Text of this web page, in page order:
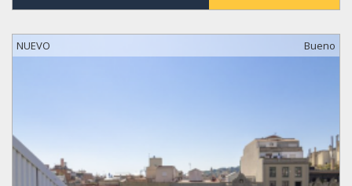
NUEVO Bueno